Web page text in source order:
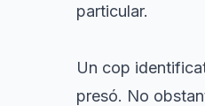
particular.
Un cop
presó. No